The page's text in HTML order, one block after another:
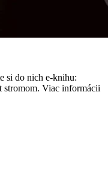
si do nich e-knihu:
stromom. Viac informácii